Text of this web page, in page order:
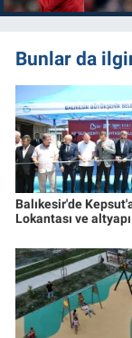
Bunlar da
Balıkesir'de
Lokantası ve